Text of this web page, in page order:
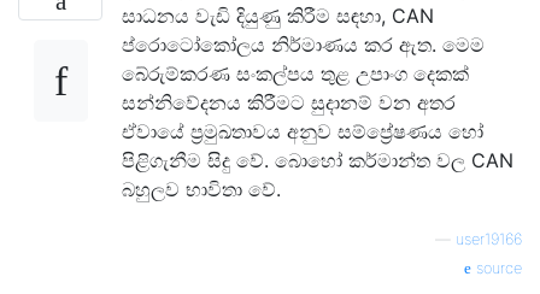
සාධනය වැඩි දියුණු කිරීම සඳහා, CAN
ප්රොටෝකෝලය නිර්මාණය කර ඇත. මෙම
බේරුම්කරණ සංකල්පය තුළ උපාංග දෙකක්
සන්නිවේදනය කිරීමට සුදානම් වන අතර
ඒවායේ ප්‍රමුඛතාවය අනුව සම්ප්‍රේෂණය හෝ
පිළිගැනීම සිදු වේ. බොහෝ කර්මාන්ත වල CAN
බහුලව භාවිතා වේ.
user19166
source